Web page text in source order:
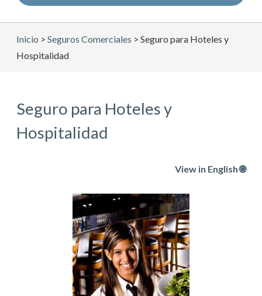
Inicio > Seguros Comerciales > Seguro para Hoteles y
Hospitalidad
Seguro para Hoteles y
Hospitalidad
View in English 🌐